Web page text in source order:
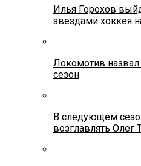
Илья Горохов
звездами хоккея
Локомотив
сезон
В следующем
возглавлять Олег